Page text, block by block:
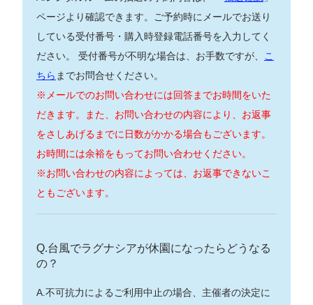
ページより確認できます。ご予約時にメールでお送り
している受付番号・購入時登録電話番号を入力してく
ださい。 受付番号が不明な場合は、お手数ですが、
こ
ちら までお問合せください。
※メールでのお問い合わせには回答までお時間をいた
だきます。また、お問い合わせの内容により、お返事
をさしあげるまでに日数がかかる場合もございます。
お時間には余裕をもってお問い合わせください。
※お問い合わせの内容によっては、お返事できないこ
ともございます。
Q.台風でラグナシアが休園になったらどうなる
の？
A.不可抗力によるご利用中止の場合、主催者の決定に